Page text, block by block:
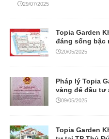
29/07/2025
Topia Garden
đáng sống bậc
20/05/2025
Pháp lý Topia
vàng để đầu tư
09/05/2025
Topia Garden